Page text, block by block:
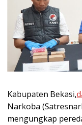
Kabupaten Bekasi,
Narkoba
mengungkap